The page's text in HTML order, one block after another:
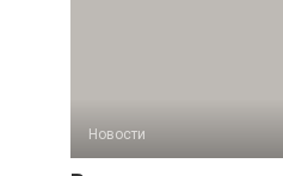
Новости